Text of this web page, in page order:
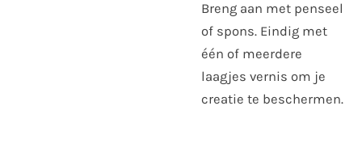
Breng aan met penseel
of spons. Eindig met
één of meerdere
laagjes vernis om je
creatie te beschermen.